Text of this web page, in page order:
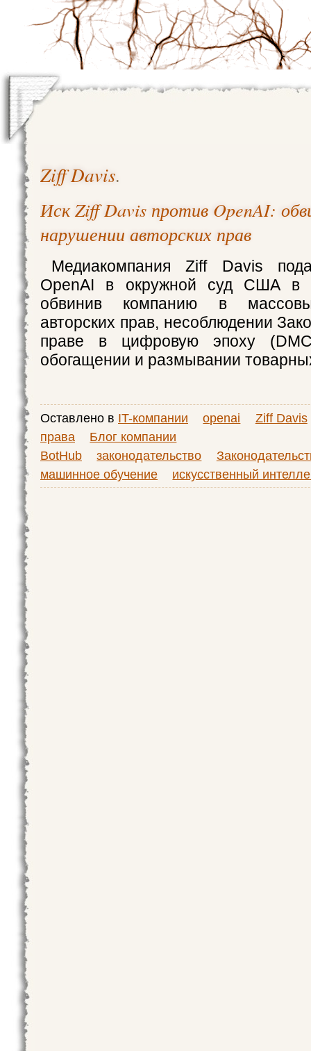
Ziff Davis.
Иск Ziff Davis против OpenAI:
нарушении авторских прав
Медиакомпания Ziff Davis
OpenAI в окружной суд США в
обвинив компанию в
авторских прав, несоблюдении
праве в цифровую эпоху
обогащении и размывании
Оставлено в IT-компании openai
Ziff Davis
права
Блог компании
BotHub
законодательство
машинное обучение
искусственный